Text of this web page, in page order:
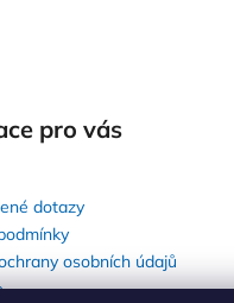
pro vás
dotazy
osobních údajů